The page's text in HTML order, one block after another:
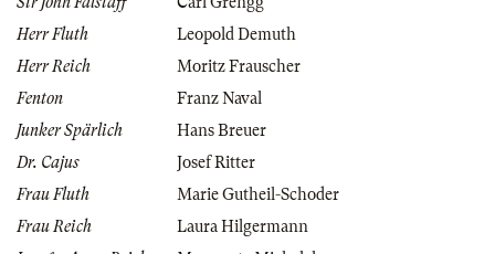
Herr Fluth
Leopold Demuth
Herr Reich
Moritz Frauscher
Fenton
Franz Naval
Junker Spärlich
Hans Breuer
Dr. Cajus
Josef Ritter
Frau Fluth
Marie Gutheil-Schoder
Frau Reich
Laura Hilgermann